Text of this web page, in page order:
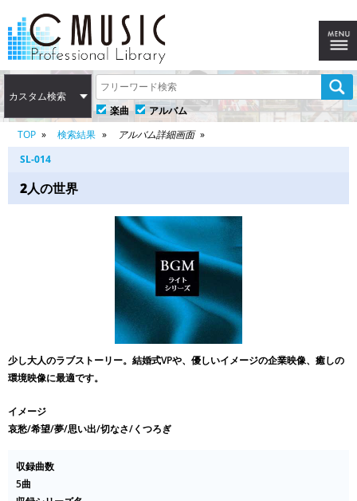
カスタム検索
楽曲
アルバム
TOP
検索結果
アルバム詳細画面
SL-014
2人の世界
少し大人のラブストーリー。結婚式VPや、優しいイメージの企業映像、癒しの
環境映像に最適です。
イメージ
哀愁/希望/夢/思い出/切なさ/くつろぎ
収録曲数
5曲